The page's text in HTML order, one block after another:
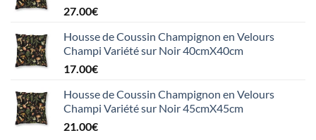
27.00€
Housse de Coussin Champignon en Velours
Champi Variété sur Noir 40cmX40cm
17.00€
Housse de Coussin Champignon en Velours
Champi Variété sur Noir 45cmX45cm
21.00€